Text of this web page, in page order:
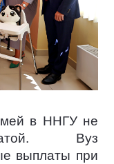
в ННГУ не
Вуз
выплаты при